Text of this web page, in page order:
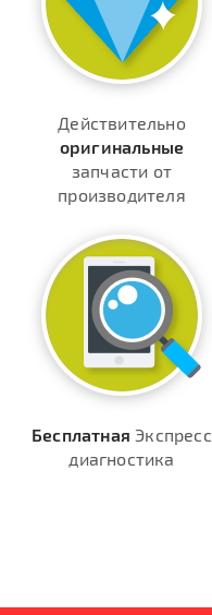
Действительно
оригинальные
запчасти от
производителя
Бесплатная Экспресс
диагностика